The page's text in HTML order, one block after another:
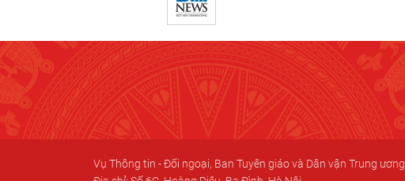
Vụ Thông tin - Đối ngoại, Ban Tuyên giáo và Dân vận Trung ương